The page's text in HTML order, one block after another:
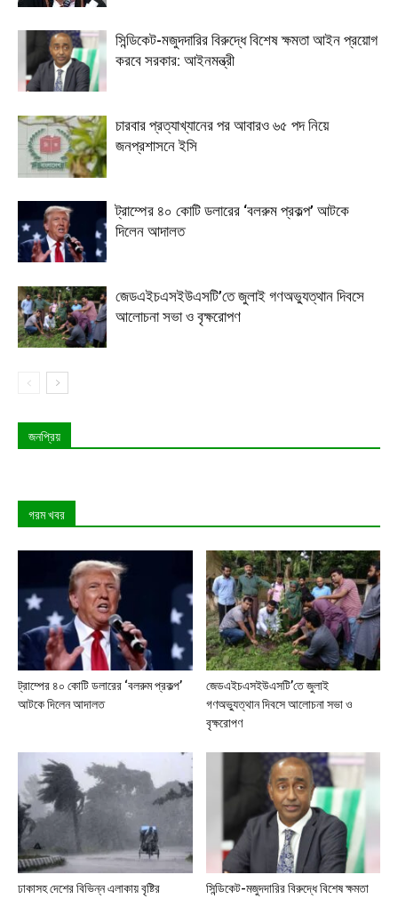
সিন্ডিকেট-মজুদদারির বিরুদ্ধে বিশেষ ক্ষমতা আইন প্রয়োগ
করবে সরকার: আইনমন্ত্রী
চারবার প্রত্যাখ্যানের পর আবারও ৬৫ পদ নিয়ে
জনপ্রশাসনে ইসি
ট্রাম্পের ৪০ কোটি ডলারের ‘বলরুম প্রকল্প’ আটকে
দিলেন আদালত
জেডএইচএসইউএসটি’তে জুলাই গণঅভ্যুত্থান দিবসে
আলোচনা সভা ও বৃক্ষরোপণ
জনপ্রিয়
গরম খবর
ট্রাম্পের ৪০ কোটি ডলারের ‘বলরুম প্রকল্প’
আটকে দিলেন আদালত
জেডএইচএসইউএসটি’তে জুলাই
গণঅভ্যুত্থান দিবসে আলোচনা সভা ও
বৃক্ষরোপণ
ঢাকাসহ দেশের বিভিন্ন এলাকায় বৃষ্টির সিন্ডিকেট-মজুদদারির বিরুদ্ধে বিশেষ ক্ষমতা